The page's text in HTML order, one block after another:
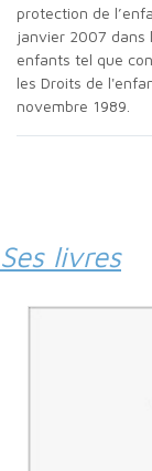
protection de
janvier 2007 dans
enfants tel que
les Droits de
novembre 1989.
Ses livres